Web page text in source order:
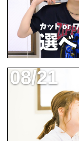
08/21